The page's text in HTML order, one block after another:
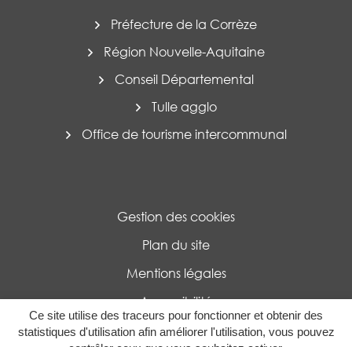
Ce site utilise des traceurs pour fonctionner et obtenir des
statistiques d'utilisation afin améliorer l'utilisation, vous pouvez
Préfecture de la Corrèze
Région Nouvelle-Aquitaine
Conseil Départemental
Tulle agglo
Office de tourisme intercommunal
Gestion des cookies
Plan du site
Mentions légales
Accessibilité
Politique de confidentialité